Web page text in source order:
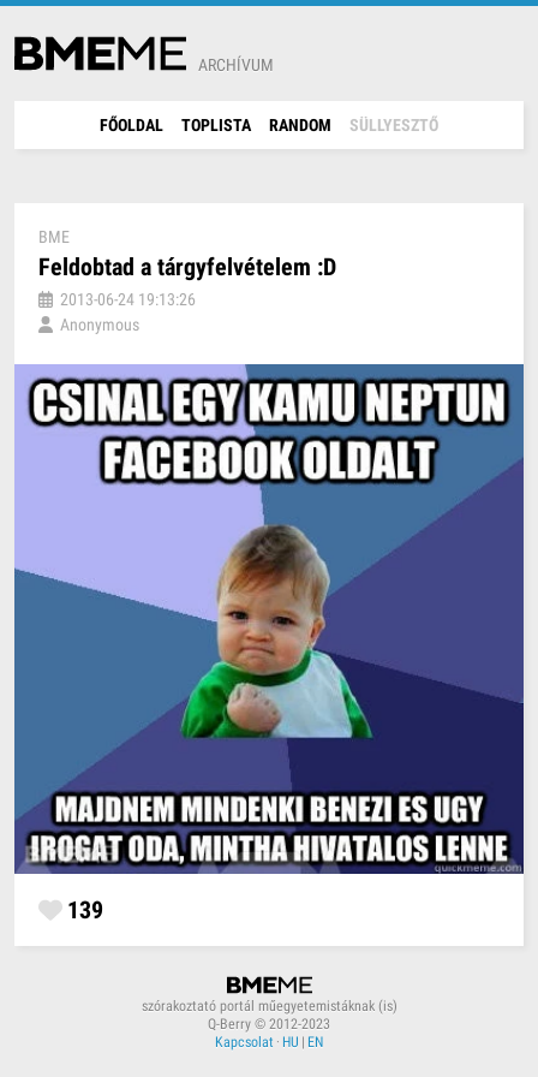
ARCHÍVUM
FŐOLDAL TOPLISTA RANDOM SÜLLYESZTŐ
BME
Feldobtad a tárgyfelvételem :D
2013-06-24 19:13:26
Anonymous
139
szórakoztató portál műegyetemistáknak (is)
Q-Berry © 2012-2023
Kapcsolat · HU | EN